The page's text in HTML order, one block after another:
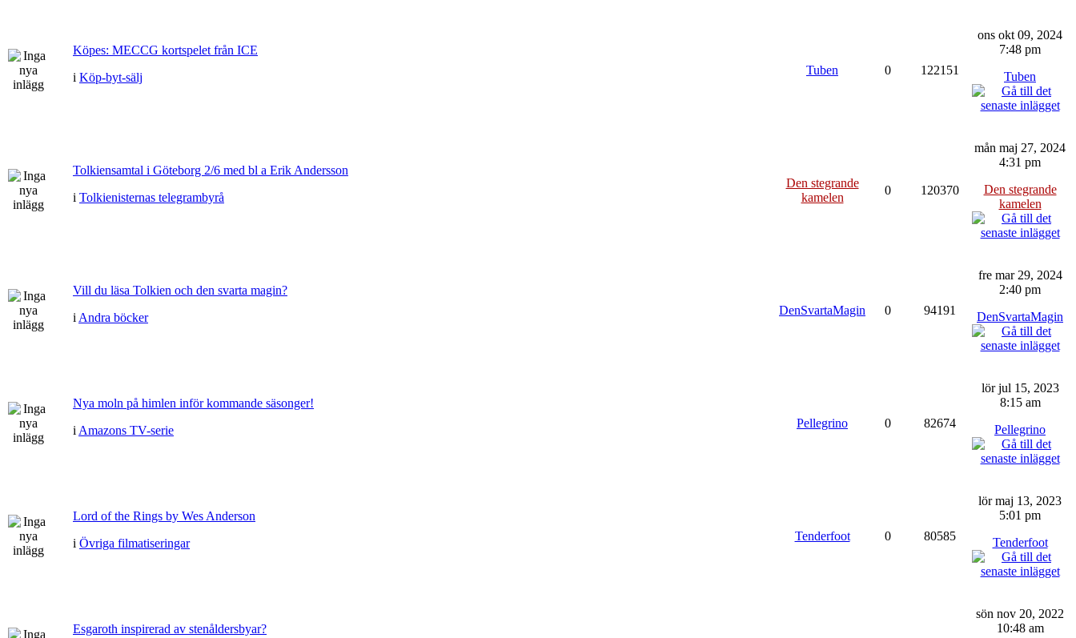
Köpes: MECCG kortspelet från ICE
i Köp-byt-sälj
Tuben 0 122151
ons okt 09, 2024
7:48 pm
Tuben
Tolkiensamtal i Göteborg 2/6 med bl a Erik Andersson
i Tolkienisternas telegrambyrå
Den stegrande
kamelen
0 120370
mån maj 27, 2024
4:31 pm
Den stegrande
kamelen
Vill du läsa Tolkien och den svarta magin?
i Andra böcker
DenSvartaMagin 0 94191
fre mar 29, 2024
2:40 pm
DenSvartaMagin
Nya moln på himlen inför kommande säsonger!
i Amazons TV-serie
Pellegrino 0 82674
lör jul 15, 2023
8:15 am
Pellegrino
Lord of the Rings by Wes Anderson
i Övriga filmatiseringar
Tenderfoot 0 80585
lör maj 13, 2023
5:01 pm
Tenderfoot
Esgaroth inspirerad av stenåldersbyar?
sön nov 20, 2022
10:48 am